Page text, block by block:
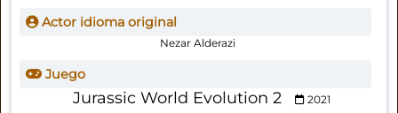
Actor idioma original
Nezar Alderazi
Juego
Jurassic World Evolution 2 2021